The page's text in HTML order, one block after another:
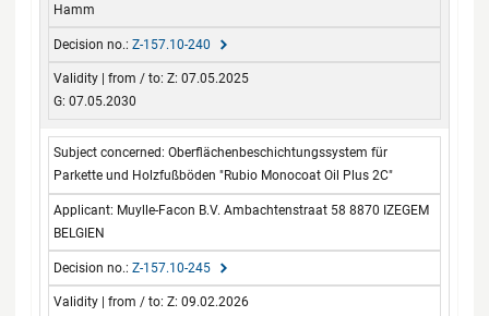
Hamm
Z-157.10-240
Z: 07.05.2025
G: 07.05.2030
Oberflächenbeschichtungssystem für
Parkette und Holzfußböden "Rubio Monocoat Oil Plus 2C"
Muylle-Facon B.V. Ambachtenstraat 58 8870 IZEGEM
BELGIEN
Z-157.10-245
Z: 09.02.2026